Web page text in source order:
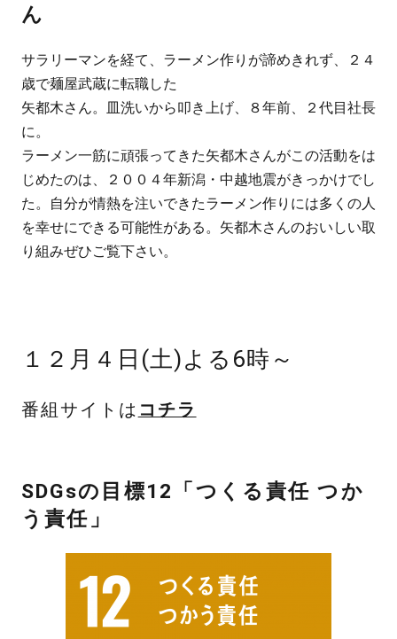
ん
サラリーマンを経て、ラーメン作りが諦めきれず、２４
歳で麺屋武蔵に転職した
矢都木さん。皿洗いから叩き上げ、８年前、２代目社長
に。
ラーメン一筋に頑張ってきた矢都木さんがこの活動をは
じめたのは、２００４年新潟・中越地震がきっかけでし
た。自分が情熱を注いできたラーメン作りには多くの人
を幸せにできる可能性がある。矢都木さんのおいしい取
り組みぜひご覧下さい。
１２月４日(土)よる6時～
番組サイトは コチラ
SDGsの目標12 「つくる責任 つか
う責任 」